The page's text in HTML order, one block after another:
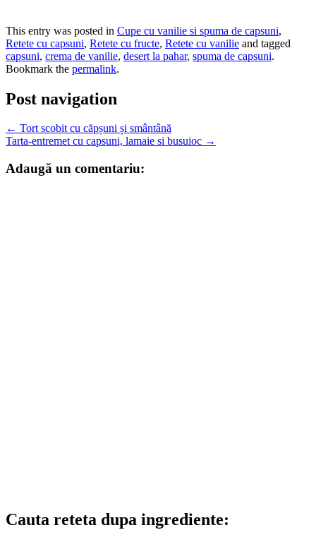
This entry was posted in Cupe cu vanilie si spuma de capsuni,
Retete cu capsuni, Retete cu fructe, Retete cu vanilie and tagged
capsuni, crema de vanilie, desert la pahar, spuma de capsuni.
Bookmark the permalink.
Post navigation
← Tort scobit cu căpșuni și smântână
Tarta-entremet cu capsuni, lamaie si busuioc →
Adaugă un comentariu:
Cauta reteta dupa ingrediente: